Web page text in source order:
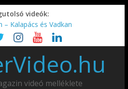
videók:
– Kalapács és Vadkan
és gyártó szakmérnöki,
.45 elöltöltő perkussziós pisztoly
videó melléklete